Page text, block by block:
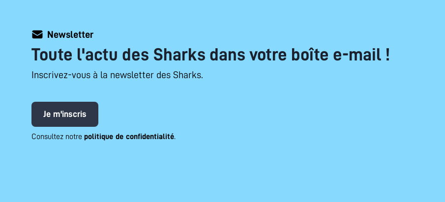
Newsletter
Toute l'actu des Sharks dans votre boîte e-mail !
Inscrivez-vous à la newsletter des Sharks.
Je m'inscris
Consultez notre politique de confidentialité.